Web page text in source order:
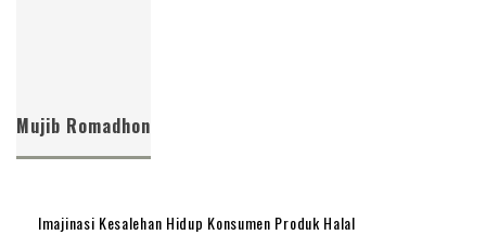
Mujib Romadhon
Imajinasi Kesalehan Hidup Konsumen Produk Halal